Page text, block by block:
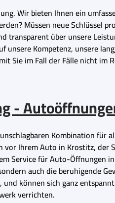
Wir bieten Ihnen ein
Müssen neue Schlüssel
transparent über unsere
Kompetenz, unsere
Sie im Fall der Fälle nicht im
-
Kombination für
Ihrem Auto in Krostitz,
Service für Auto-Öffnungen
auch die beruhigende
können sich ganz
verrichten.